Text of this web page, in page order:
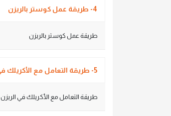
4- طريقة عمل كوستر بالريزن
طريقة عمل كوستر بالريزن
5- طريقة التعامل مع الأكريلك في الريزن
طريقة التعامل مع الأكريلك في الريزن